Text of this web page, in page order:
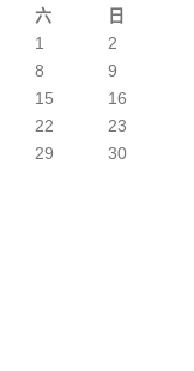
六 日
1
2
8
9
15
16
22
23
29
30